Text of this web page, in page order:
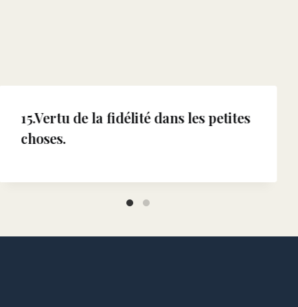
15.Vertu de la fidélité dans les petites
choses.